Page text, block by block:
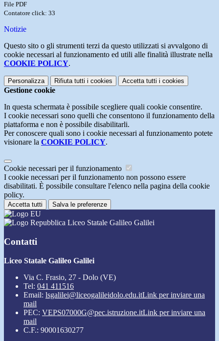
File PDF
Contatore click: 33
Notizie
Questo sito o gli strumenti terzi da questo utilizzati si avvalgono di
cookie necessari al funzionamento ed utili alle finalità illustrate nella
COOKIE POLICY.
Personalizza Rifiuta tutti i cookies Accetta tutti i cookies
Gestione cookie
In questa schermata è possibile scegliere quali cookie consentire.
I cookie necessari sono quelli che consentono il funzionamento della
piattaforma e non è possibile disabilitarli.
Per conoscere quali sono i cookie necessari al funzionamento potete
visionare la COOKIE POLICY.
Cookie necessari per il funzionamento
I cookie necessari per il funzionamento non possono essere
disabilitati. È possibile consultare l'elenco nella pagina della cookie
policy.
Accetta tutti Salva le preferenze
Liceo Statale Galileo Galilei
Contatti
Liceo Statale Galileo Galilei
Via C. Frasio, 27 - Dolo (VE)
Tel: 041 411516
Email: lsgalilei@liceogalileidolo.edu.itLink per inviare una
mail
PEC: VEPS07000G@pec.istruzione.itLink per inviare una
mail
C.F.: 90001630277